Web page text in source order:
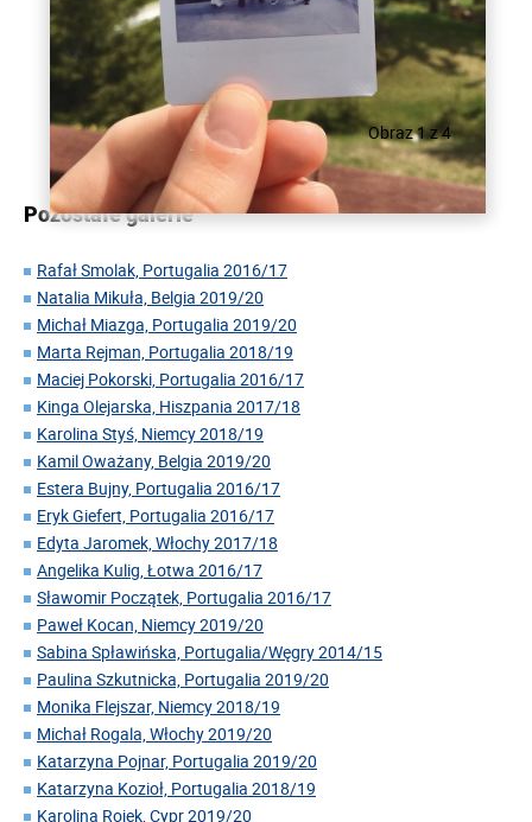
Obraz 1 z 4
Pozostałe galerie
Rafał Smolak, Portugalia 2016/17
Natalia Mikuła, Belgia 2019/20
Michał Miazga, Portugalia 2019/20
Marta Rejman, Portugalia 2018/19
Maciej Pokorski, Portugalia 2016/17
Kinga Olejarska, Hiszpania 2017/18
Karolina Styś, Niemcy 2018/19
Kamil Oważany, Belgia 2019/20
Estera Bujny, Portugalia 2016/17
Eryk Giefert, Portugalia 2016/17
Edyta Jaromek, Włochy 2017/18
Angelika Kulig, Łotwa 2016/17
Sławomir Początek, Portugalia 2016/17
Paweł Kocan, Niemcy 2019/20
Sabina Spławińska, Portugalia/Węgry 2014/15
Paulina Szkutnicka, Portugalia 2019/20
Monika Flejszar, Niemcy 2018/19
Michał Rogala, Włochy 2019/20
Katarzyna Pojnar, Portugalia 2019/20
Katarzyna Kozioł, Portugalia 2018/19
Karolina Rojek, Cypr 2019/20